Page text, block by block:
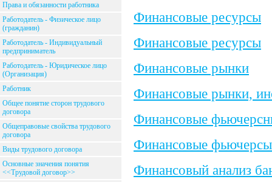
Права и обязанности работника
Работодатель - Физическое лицо
(гражданин)
Работодатель - Индивидуальный
предприниматель
Работодатель - Юридическое лицо
(Организация)
Работник
Общее понятие сторон трудового
договора
Общеправовые свойства трудового
договора
Виды трудового договора
Основные значения понятия
<<Трудовой договор>>
Финансовые ресурсы
Финансовые ресурсы
Финансовые рынки
Финансовые рынки,
Финансовые
Финансовые фьючерсы
Финансовый анализ